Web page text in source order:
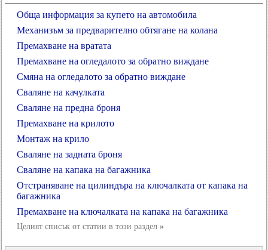
Обща информация за купето на автомобила
Механизъм за предварително обтягане на колана
Премахване на вратата
Премахване на огледалото за обратно виждане
Смяна на огледалото за обратно виждане
Сваляне на качулката
Сваляне на предна броня
Премахване на крилото
Монтаж на крило
Сваляне на задната броня
Сваляне на капака на багажника
Отстраняване на цилиндъра на ключалката от капака на
багажника
Премахване на ключалката на капака на багажника
Целият списък от статии в този раздел »